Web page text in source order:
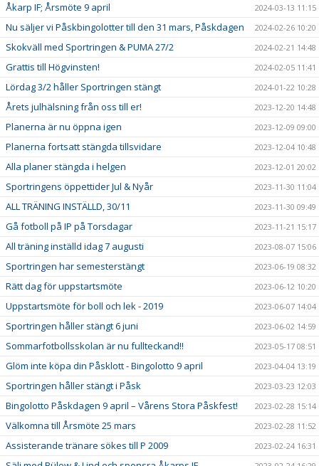
Åkarp IF; Årsmöte 9 april 2024-03-13 11:15
Nu säljer vi Påskbingolotter till den 31 mars, Påskdagen 2024-02-26 10:20
Skokväll med Sportringen & PUMA 27/2 2024-02-21 14:48
Grattis till Högvinsten! 2024-02-05 11:41
Lördag 3/2 håller Sportringen stängt 2024-01-22 10:28
Årets julhälsning från oss till er! 2023-12-20 14:48
Planerna är nu öppna igen 2023-12-09 09:00
Planerna fortsatt stängda tillsvidare 2023-12-04 10:48
Alla planer stängda i helgen 2023-12-01 20:02
Sportringens öppettider Jul & Nyår 2023-11-30 11:04
ALL TRÄNING INSTÄLLD, 30/11 2023-11-30 09:49
Gå fotboll på IP på Torsdagar 2023-11-21 15:17
All träning inställd idag 7 augusti 2023-08-07 15:06
Sportringen har semesterstängt 2023-06-19 08:32
Rätt dag för uppstartsmöte 2023-06-12 10:20
Uppstartsmöte för boll och lek - 2019 2023-06-07 14:04
Sportringen håller stängt 6 juni 2023-06-02 14:59
Sommarfotbollsskolan är nu fullteckand!! 2023-05-17 08:51
Glöm inte köpa din Påsklott - Bingolotto 9 april 2023-04-04 13:19
Sportringen håller stängt i Påsk 2023-03-23 12:03
Bingolotto Påskdagen 9 april – Vårens Stora Påskfest! 2023-02-28 15:14
Välkomna till Årsmöte 25 mars 2023-02-28 11:52
Assisterande tränare sökes till P 2009 2023-02-24 16:31